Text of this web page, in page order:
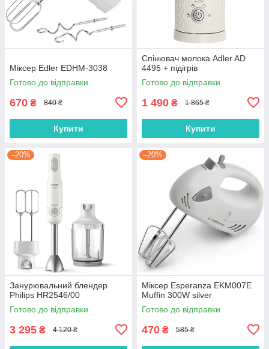
Міксер Edler EDHM-3038
Готово до відправки
670 ₴ 840 ₴
Купити
Спінювач молока Adler AD
4495 + підігрів
Готово до відправки
1 490 ₴ 1 865 ₴
Купити
–20%
Занурювальний блендер
Philips HR2546/00
Готово до відправки
3 295 ₴ 4 120 ₴
–20%
Міксер Esperanza EKM007E
Muffin 300W silver
Готово до відправки
470 ₴ 585 ₴